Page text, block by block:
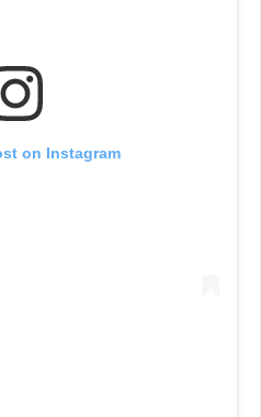
on Instagram